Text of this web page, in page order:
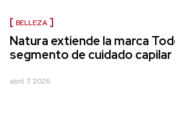
BELLEZA
Natura extiende la marca
segmento de cuidado capilar
abril 7, 2026